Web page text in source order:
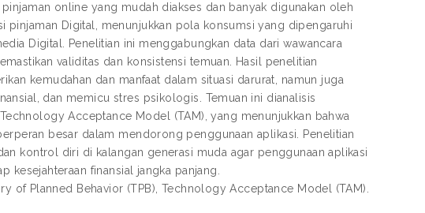
online yang mudah diakses dan banyak digunakan oleh
pinjaman Digital, menunjukkan pola konsumsi yang dipengaruhi
Digital. Penelitian ini menggabungkan data dari wawancara
validitas dan konsistensi temuan. Hasil penelitian
kemudahan dan manfaat dalam situasi darurat, namun juga
dan memicu stres psikologis. Temuan ini dianalisis
Acceptance Model (TAM), yang menunjukkan bahwa
besar dalam mendorong penggunaan aplikasi. Penelitian
kontrol diri di kalangan generasi muda agar penggunaan aplikasi
finansial jangka panjang.
of Planned Behavior (TPB), Technology Acceptance Model (TAM).